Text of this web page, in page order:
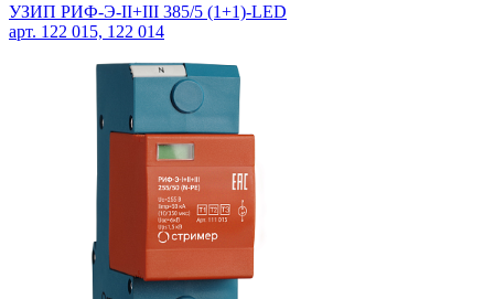
УЗИП РИФ-Э-II+III 385/5 (1+1)-LED
арт. 122 015, 122 014